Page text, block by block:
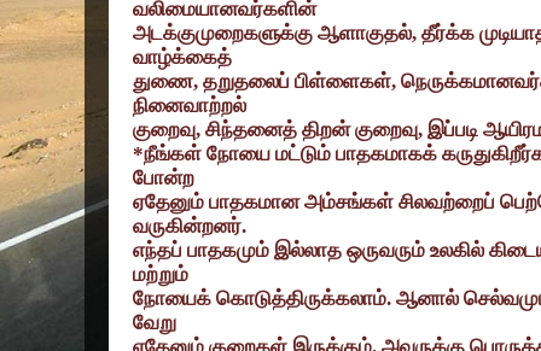
வலிமையானவர்களின்
அடக்குமுறைகளுக்கு ஆளாகுதல், தீர்க்க
வாழ்க்கைத்
துணை, தறுதலைப் பிள்ளைகள்,
நினைவாற்றல்
குறைவு, சிந்தனைத் திறன் குறைவு, இப்படி
*நீங்கள் நோயை மட்டும் பாதகமாகக்
போன்ற
ஏதேனும் பாதகமான அம்சங்கள் சிலவற்றைப்
வருகின்றனர்.
எந்தப் பாதகமும் இல்லாத ஒருவரும் உலகில்
மற்றும்
நோயைக் கொடுத்திருக்கலாம். ஆனால்
வேறு